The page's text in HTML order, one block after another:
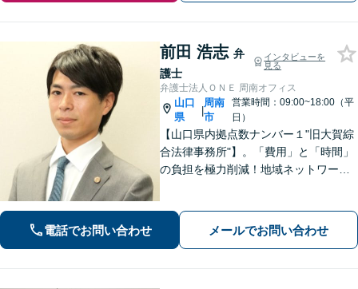
前田 浩志 弁
護士
インタビューを
見る
弁護士法人ＯＮＥ 周南オフィス
山口
県
|
周南
市
営業時間：09:00~18:00（平
日）
【山口県内拠点数ナンバー１"旧大賀綜
合法律事務所"】。「費用」と「時間」
の負担を極力削減！地域ネットワーク
続・遺言に強い】不動産の売却や相続
税対策なども親身に対応◎
電話でお問い合わせ メールでお問い合わせ